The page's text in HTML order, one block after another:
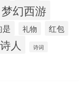
梦幻西游
是 礼物 红包
诗人 诗词